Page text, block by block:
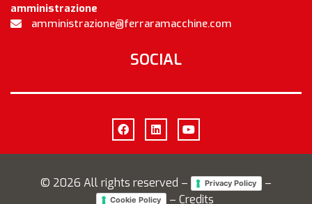
amministrazione
amministrazione@ferraramacchine.com
SOCIAL
© 2026 All rights reserved – Privacy Policy –
Cookie Policy – Credits